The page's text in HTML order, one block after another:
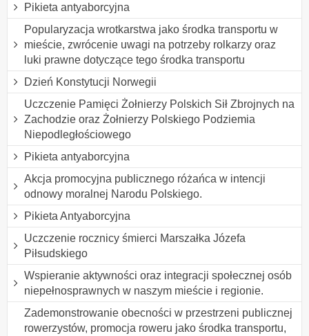
Pikieta antyaborcyjna
Popularyzacja wrotkarstwa jako środka transportu w
mieście, zwrócenie uwagi na potrzeby rolkarzy oraz
luki prawne dotyczące tego środka transportu
Dzień Konstytucji Norwegii
Uczczenie Pamięci Żołnierzy Polskich Sił Zbrojnych na
Zachodzie oraz Żołnierzy Polskiego Podziemia
Niepodległościowego
Pikieta antyaborcyjna
Akcja promocyjna publicznego różańca w intencji
odnowy moralnej Narodu Polskiego.
Pikieta Antyaborcyjna
Uczczenie rocznicy śmierci Marszałka Józefa
Piłsudskiego
Wspieranie aktywności oraz integracji społecznej osób
niepełnosprawnych w naszym mieście i regionie.
Zademonstrowanie obecności w przestrzeni publicznej
rowerzystów, promocja roweru jako środka transportu,